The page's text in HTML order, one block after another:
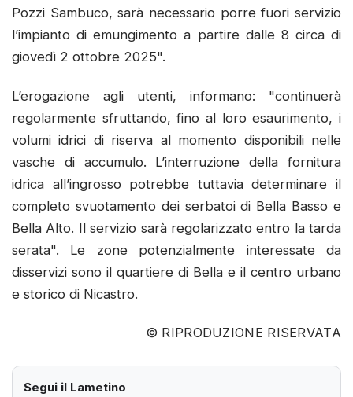
Pozzi Sambuco, sarà necessario porre fuori servizio
l’impianto di emungimento a partire dalle 8 circa di
giovedì 2 ottobre 2025".
L’erogazione agli utenti, informano: "continuerà
regolarmente sfruttando, fino al loro esaurimento, i
volumi idrici di riserva al momento disponibili nelle
vasche di accumulo. L’interruzione della fornitura
idrica all’ingrosso potrebbe tuttavia determinare il
completo svuotamento dei serbatoi di Bella Basso e
Bella Alto. Il servizio sarà regolarizzato entro la tarda
serata". Le zone potenzialmente interessate da
disservizi sono il quartiere di Bella e il centro urbano
e storico di Nicastro.
© RIPRODUZIONE RISERVATA
Segui il Lametino